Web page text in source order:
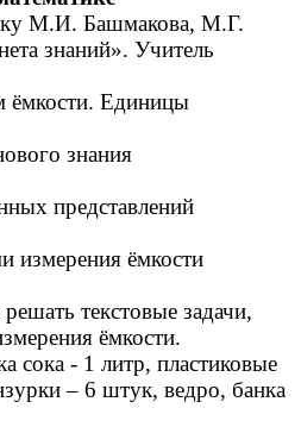
М.И. Башмакова, М.Г.
знаний». Учитель
ёмкости. Единицы
знания
представлений
измерения ёмкости
текстовые задачи,
ёмкости.
сока - 1 литр, пластиковые
– 6 штук, ведро, банка